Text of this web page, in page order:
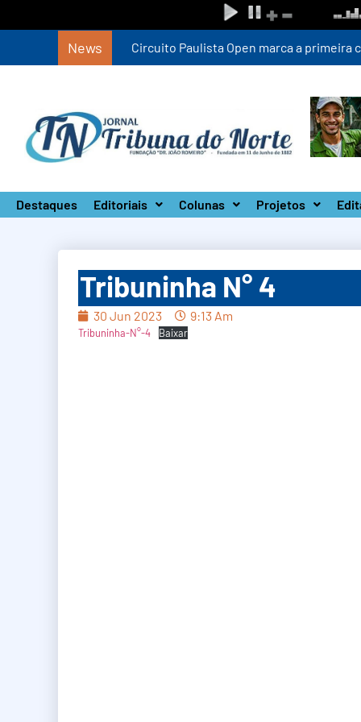
News Circuito Paulista Open marca a primeira
Destaques Editoriais Colunas Projetos
Tribuninha N° 4
30 Jun 2023 9:13 Am
Tribuninha-N°-4 Baixar